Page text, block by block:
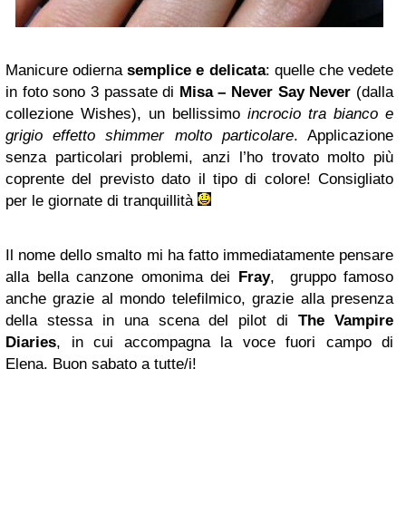
Manicure odiernasemplice e delicata: quelle che vedete
in foto sono 3 passate di Misa – Never Say Never (dalla
collezione Wishes), un bellissimo incrocio tra bianco e
grigio effetto shimmer molto particolare. Applicazione
senza particolari problemi, anzi l’ho trovato molto più
coprente del previsto dato il tipo di colore! Consigliato
per le giornate di tranquillità
Il nome dello smalto mi ha fatto immediatamente pensare
alla bella canzone omonima dei Fray, gruppo famoso
anche grazie al mondo telefilmico, grazie alla presenza
della stessa in una scena del pilot diThe Vampire
Diaries, in cui accompagna la voce fuori campo di
Elena. Buon sabato a tutte/i!